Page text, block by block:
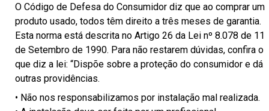
O Código de Defesa do Consumidor diz que ao comprar um
produto usado, todos têm direito a três meses de garantia.
Esta norma está descrita no Artigo 26 da Lei nº 8.078 de 11
de Setembro de 1990. Para não restarem dúvidas, confira o
que diz a lei: “Dispõe sobre a proteção do consumidor e dá
outras providências.
• Não nos responsabilizamos por instalação mal realizada.